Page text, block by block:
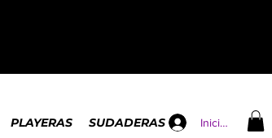
PLAYERAS SUDADERAS Iniciar sesión